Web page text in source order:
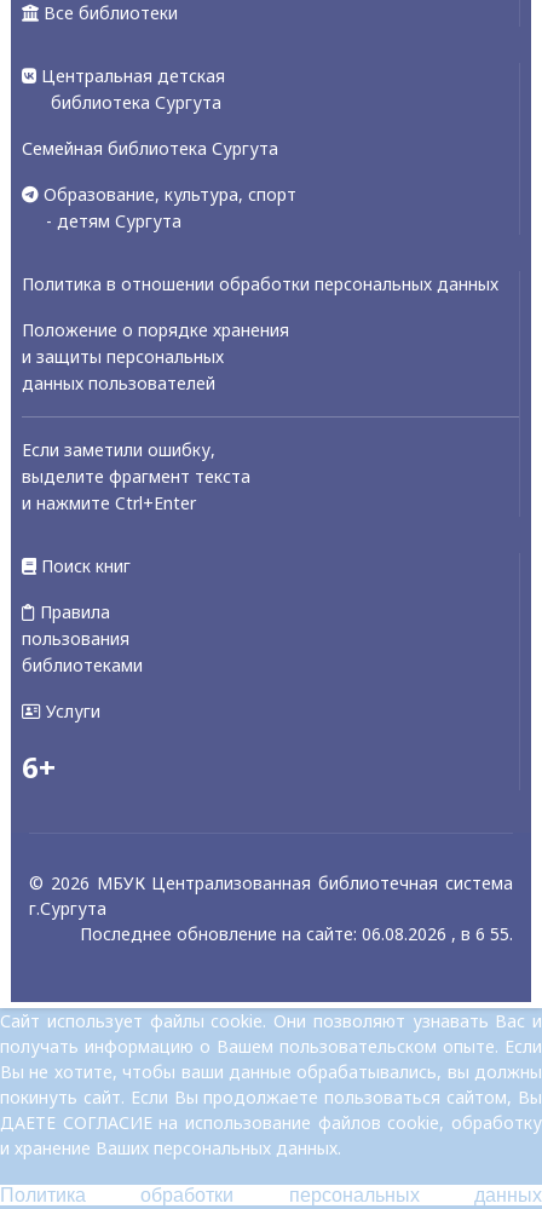
Все библиотеки
Центральная детская
библиотека Сургута
Семейная библиотека Сургута
Образование, культура, спорт
- детям Сургута
Политика в отношении обработки персональных данных
Положение о порядке хранения
и защиты персональных
данных пользователей
Если заметили ошибку,
выделите фрагмент текста
и нажмите Ctrl+Enter
Поиск книг
Правила
пользования
библиотеками
Услуги
6+
© 2026 МБУК Централизованная библиотечная система
г.Сургута
Последнее обновление на сайте: 06.08.2026 , в 6 55.
Сайт использует файлы cookie. Они позволяют узнавать Вас и
получать информацию о Вашем пользовательском опыте. Если
Вы не хотите, чтобы ваши данные обрабатывались, вы должны
покинуть сайт. Если Вы продолжаете пользоваться сайтом, Вы
ДАЕТЕ СОГЛАСИЕ на использование файлов cookie, обработку
и хранение Ваших персональных данных.
Политика обработки персональных данных